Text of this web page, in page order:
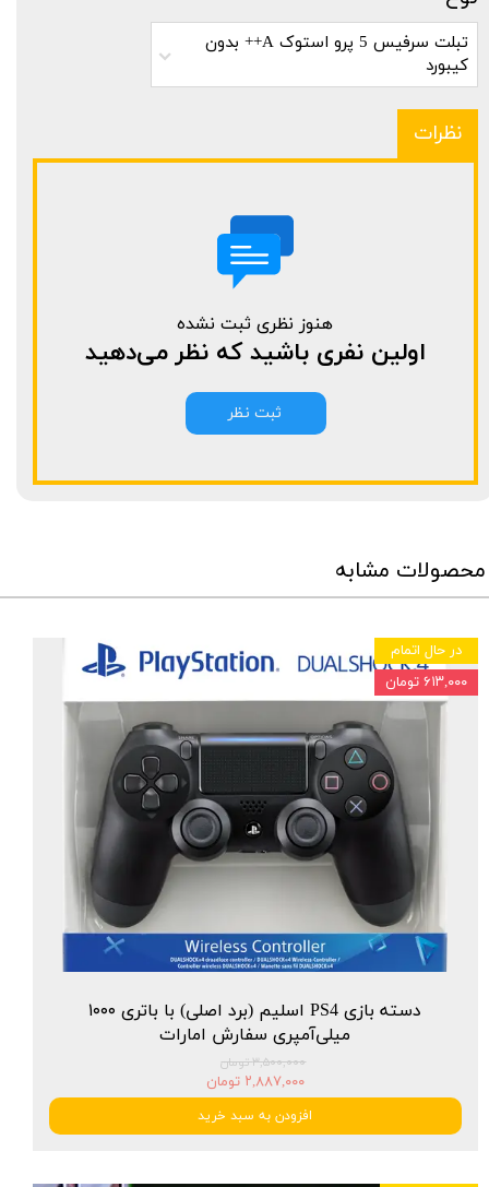
تبلت سرفیس 5 پرو استوک A++ بدون
کیبورد
نظرات
هنوز نظری ثبت نشده
اولین نفری باشید که نظر می‌دهید
ثبت نظر
محصولات مشابه
دسته بازی PS4 اسلیم (برد اصلی) با باتری ۱۰۰۰
میلی‌آمپری سفارش امارات
۳,۵۰۰,۰۰۰ تومان
۲,۸۸۷,۰۰۰ تومان
افزودن به سبد خرید
در حال اتمام
۶۱۳,۰۰۰ تومان